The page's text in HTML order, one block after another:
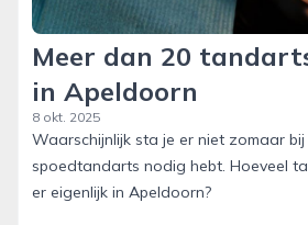
Meer dan 20
in Apeldoorn
8 okt. 2025
Waarschijnlijk sta je er niet zomaar
spoedtandarts nodig hebt. Hoeveel
er eigenlijk in Apeldoorn?